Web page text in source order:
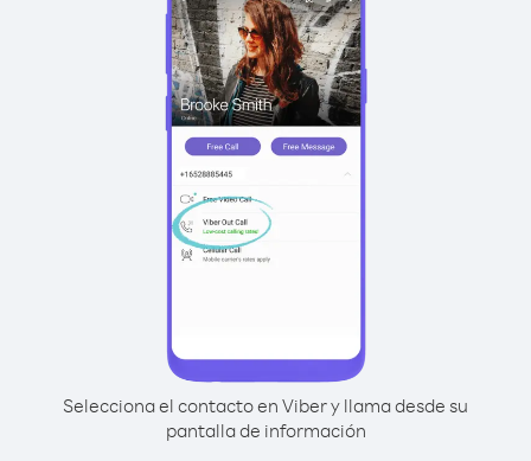
Selecciona el contacto en Viber y llama desde su
pantalla de información